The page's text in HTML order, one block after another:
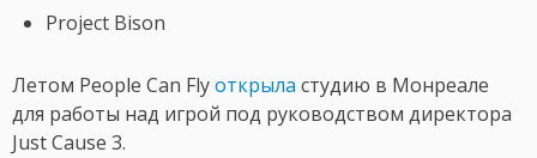
Project Bison
Летом People Can Flyоткрыла студию в Монреале
для работы над игрой под руководством директора
Just Cause 3.